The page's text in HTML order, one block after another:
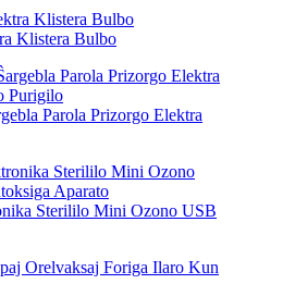
Klistera Bulbo
Parola Prizorgo Elektra
Sterililo Mini Ozono USB